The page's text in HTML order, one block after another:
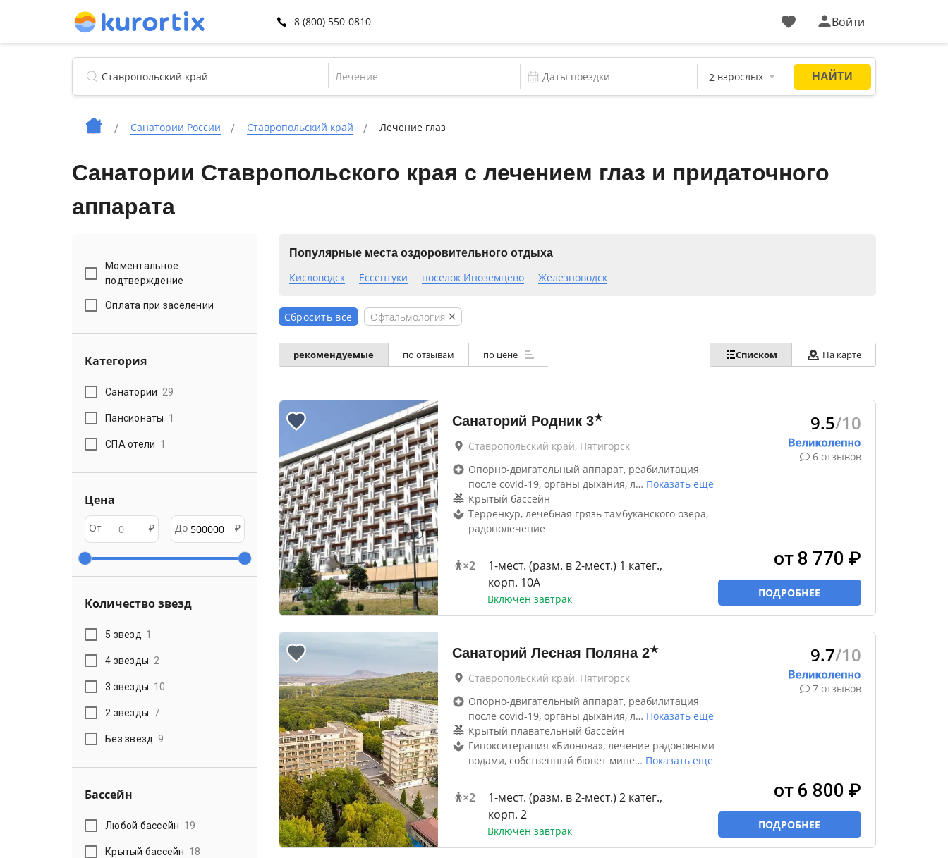
8 (800) 550-0810 Войти
Лечение
Санатории России Ставропольский край Лечение глаз
Санатории Ставропольского края с лечением глаз и придаточного
аппарата
Моментальное
подтверждение
Оплата при заселении
Категория
Санатории 29
Пансионаты 1
СПА отели 1
Цена
От ₽ До ₽
Количество звезд
5 звезд 1
4 звезды 2
3 звезды 10
2 звезды 7
Без звезд 9
Бассейн
Любой бассейн 19
Крытый бассейн 18
Популярные места оздоровительного отдыха
Кисловодск Ессентуки поселок Иноземцево Железноводск
Сбросить всё Офтальмология
рекомендуемые по отзывам по цене Списком На карте
Санаторий Родник 3★
Ставропольский край, Пятигорск
Опорно-двигательный аппарат, реабилитация
после covid-19, органы дыхания, л… Показать еще
Крытый бассейн
Терренкур, лечебная грязь тамбуканского озера,
радонолечение
×2
1-мест. (разм. в 2-мест.) 1 катег.,
корп. 10А
Включен завтрак
9.5/10
6 отзывов
от 8 770 ₽
ПОДРОБНЕЕ
Санаторий Лесная Поляна 2★
Ставропольский край, Пятигорск
Опорно-двигательный аппарат, реабилитация
после covid-19, органы дыхания, л… Показать еще
Крытый плавательный бассейн
Гипокситерапия «Бионова», лечение радоновыми
водами, собственный бювет мине… Показать еще
×2
1-мест. (разм. в 2-мест.) 2 катег.,
корп. 2
Включен завтрак
9.7/10
7 отзывов
от 6 800 ₽
ПОДРОБНЕЕ